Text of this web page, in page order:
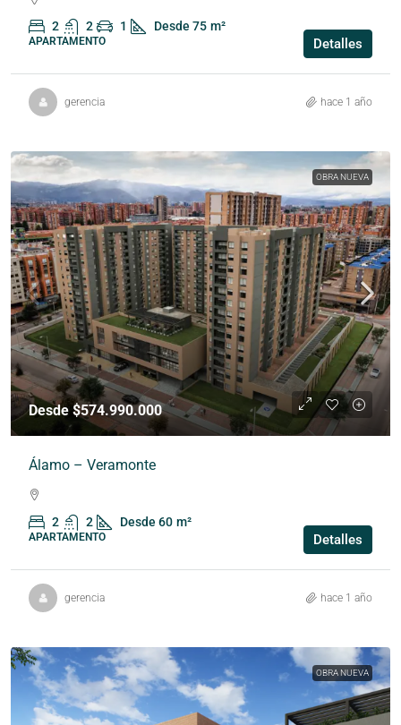
2 2 1 Desde 75 m²
APARTAMENTO Detalles
gerencia hace 1 año
OBRA NUEVA
Desde $574.990.000
Álamo – Veramonte
2 2 Desde 60 m²
APARTAMENTO Detalles
gerencia hace 1 año
OBRA NUEVA